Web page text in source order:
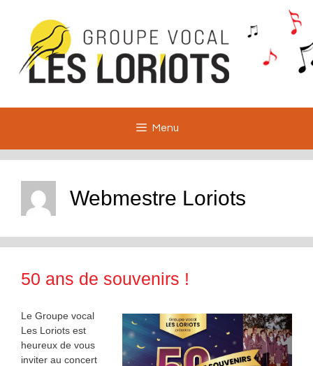
contenu
Menu
Webmestre Loriots
50 ans de souvenirs !
Le Groupe vocal
Les Loriots est
heureux de vous
inviter au concert